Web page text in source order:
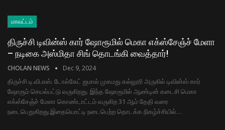
மாவட்டம்
திருச்சி டிவின்ஸ் கார் ஷோரூமில் மெகா எக்ஸ்சேஞ்ச் மேளா
– நடிகை அஸ்மிதா சிங் தொடங்கி வைத்தார்!
CHOLAN NEWS Dec 9, 2024
திருச்சி டி.வி.எஸ். டோல்கேட் ஜமால் முகமது கல்லூரி அருகில் டிவின்ஸ் கார்
ஷோரூம் செயல்பட்டு வருகிறது. இந்த ஷோரூமில் ஆண்டின் கடைசி மெகா
எக்ஸ்சேஞ்ச் மேளா கொண்டாட்டம் வருகிற 31 ஆம் தேதி வரை
நடைபெறுகிறது.இதையொட்டி நடைபெற்ற தொடக்க நிகழ்ச்சியில்…